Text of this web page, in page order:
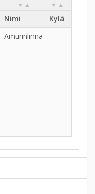
Nimi Kylä
Amurinlinna